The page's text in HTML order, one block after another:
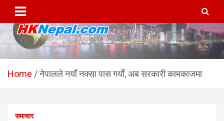
content
HKNepal.com – हङकङबाट
सञ्चालित पहिलो नेपाली अनलाईन
hknepal, hknepal.com, hk nepal, hk nepal com
Home नेपालले नयाँ नक्सा पास गर्याे, अब सरकारी कामकाजमा
समाचार